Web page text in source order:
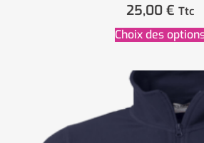
25,00 € Ttc
Choix des